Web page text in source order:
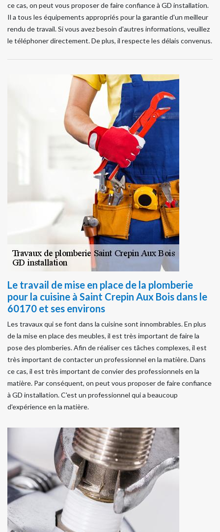
ce cas, on peut vous proposer de faire confiance à GD installation.
Il a tous les équipements appropriés pour la garantie d'un meilleur
rendu de travail. Si vous avez besoin d'autres informations, veuillez
le téléphoner directement. De plus, il respecte les délais convenus.
Le travail de mise en place de la plomberie
pour la cuisine à Saint Crepin Aux Bois dans le
60170 et ses environs
Les travaux qui se font dans la cuisine sont innombrables. En plus
de la mise en place des meubles, il est très important de faire la
pose des plomberies. Afin de réaliser ces tâches complexes, il est
très important de contacter un professionnel en la matière. Dans
ce cas, il est très important de convier des professionnels en la
matière. Par conséquent, on peut vous proposer de faire confiance
à GD installation. C'est un professionnel qui a beaucoup
d'expérience en la matière.